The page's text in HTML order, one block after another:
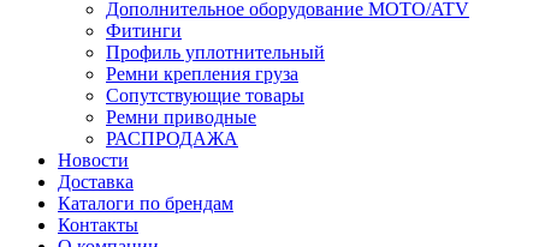
Дополнительное оборудование MOTO/ATV
Фитинги
Профиль уплотнительный
Ремни крепления груза
Сопутствующие товары
Ремни приводные
РАСПРОДАЖА
Новости
Доставка
Каталоги по брендам
Контакты